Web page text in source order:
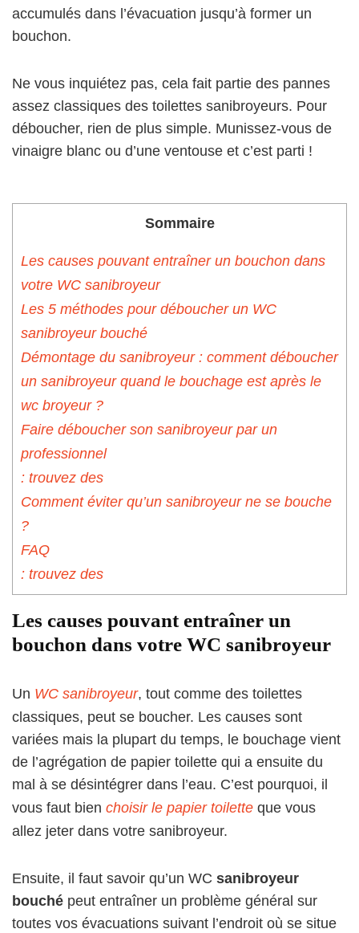
accumulés dans l’évacuation jusqu’à former un
bouchon.
Ne vous inquiétez pas, cela fait partie des pannes
assez classiques des toilettes sanibroyeurs. Pour
déboucher, rien de plus simple. Munissez-vous de
vinaigre blanc ou d’une ventouse et c’est parti !
Sommaire
Les causes pouvant entraîner un bouchon dans
votre WC sanibroyeur
Les 5 méthodes pour déboucher un WC
sanibroyeur bouché
Démontage du sanibroyeur : comment déboucher
un sanibroyeur quand le bouchage est après le
wc broyeur ?
Faire déboucher son sanibroyeur par un
professionnel
: trouvez des
Comment éviter qu’un sanibroyeur ne se bouche
?
FAQ
: trouvez des
Les causes pouvant entraîner un
bouchon dans votre WC sanibroyeur
Un WC sanibroyeur, tout comme des toilettes
classiques, peut se boucher. Les causes sont
variées mais la plupart du temps, le bouchage vient
de l’agrégation de papier toilette qui a ensuite du
mal à se désintégrer dans l’eau. C’est pourquoi, il
vous faut bien choisir le papier toilette que vous
allez jeter dans votre sanibroyeur.
Ensuite, il faut savoir qu’un WC sanibroyeur
bouché peut entraîner un problème général sur
toutes vos évacuations suivant l’endroit où se situe